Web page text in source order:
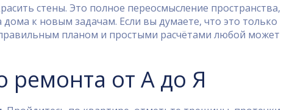
стены. Это полное переосмысление пространства,
к новым задачам. Если вы думаете, что это только
планом и простыми расчётами любой может
ремонта от А до Я